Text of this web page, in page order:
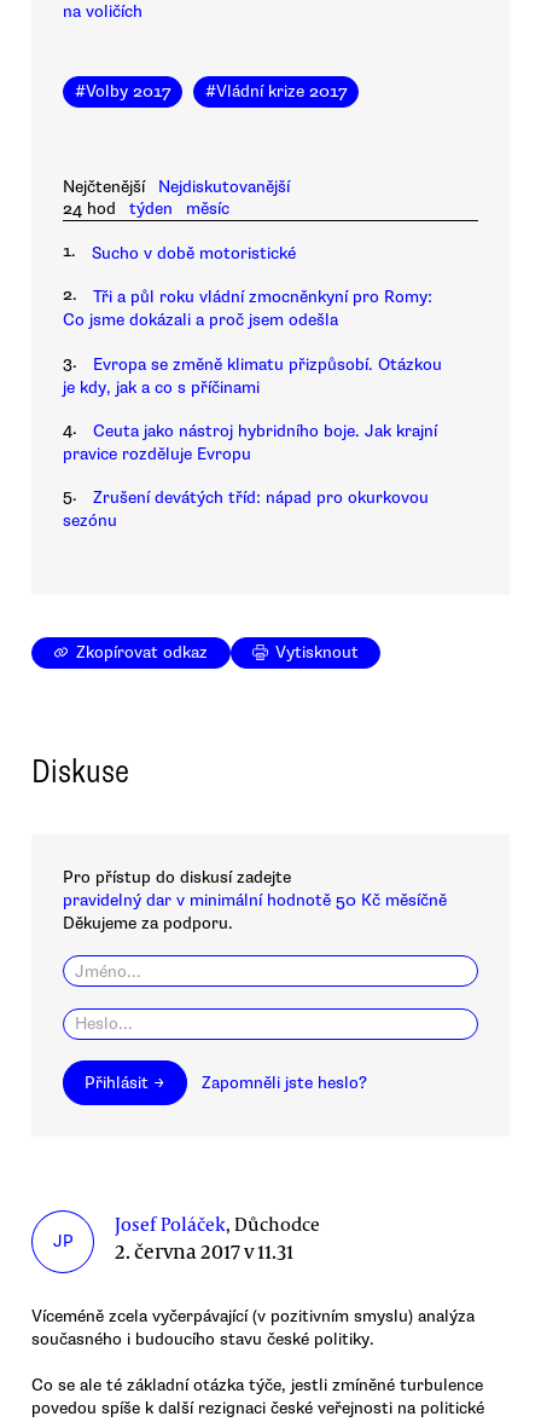
na voličích
#Volby 2017 #Vládní krize 2017
Nejčtenější
Nejdiskutovanější
24 hod
týden měsíc
1. Sucho v době motoristické
2.
Tři a půl roku vládní zmocněnkyní pro Romy:
Co jsme dokázali a proč jsem odešla
3.
Evropa se změně klimatu přizpůsobí. Otázkou
je kdy, jak a co s příčinami
4.
Ceuta jako nástroj hybridního boje. Jak krajní
pravice rozděluje Evropu
5.
Zrušení devátých tříd: nápad pro okurkovou
sezónu
Zkopírovat odkaz Vytisknout
Diskuse
Pro přístup do diskusí zadejte
pravidelný dar v minimální hodnotě 50 Kč měsíčně
Děkujeme za podporu.
Přihlásit → Zapomněli jste heslo?
JP
Josef Poláček, Důchodce
2. června 2017 v 11.31
Víceméně zcela vyčerpávající (v pozitivním smyslu) analýza
současného i budoucího stavu české politiky.
Co se ale té základní otázka týče, jestli zmíněné turbulence
povedou spíše k další rezignaci české veřejnosti na politické